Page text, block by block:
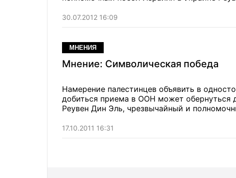
30.07.2012 16:09
МНЕНИЯ
Мнение: Символическая победа
Намерение палестинцев объявить в
добиться приема в ООН может обернуться
Реувен Дин Эль, чрезвычайный и
17.10.2011 16:31